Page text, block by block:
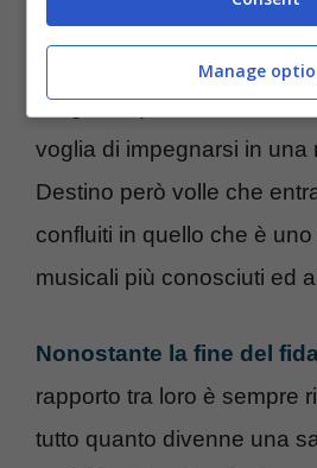
Ed Angela Brambati
Sotgiu, a quella età, non è
voglia di impegnarsi in una
Destino però volle che
confluiti in quello che è
musicali più conosciuti ed
Nonostante la fine del
rapporto tra loro è sempre
tutto quanto divenne una
Manage